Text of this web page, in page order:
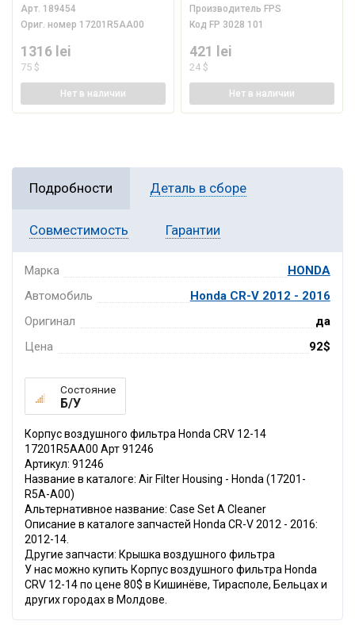
Арт. 189454
Ориг. номер 17201R5AA00
1316 lei
75 $
Нет в наличии
Производитель FPS
Код FP 3028 101
421 lei
24 $
Нет в наличии
Подробности Деталь в сборе
Совместимость Гарантии
Марка
HONDA
Автомобиль
Honda CR-V 2012 - 2016
Оригинал
да
Цена
92$
Состояние
Б/У
Корпус воздушного фильтра Honda CRV 12-14
17201R5AA00 Арт 91246
Артикул: 91246
Название в каталоге: Air Filter Housing - Honda (17201-
R5A-A00)
Альтернативное название: Case Set A Cleaner
Описание в каталоге запчастей Honda CR-V 2012 - 2016:
2012-14.
Другие запчасти: Крышка воздушного фильтра
У нас можно купить Корпус воздушного фильтра Honda
CRV 12-14 по цене 80$ в Кишинёве, Тирасполе, Бельцах и
других городах в Молдове.